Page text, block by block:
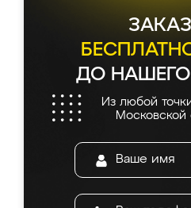
ДО
Из любой
Московской